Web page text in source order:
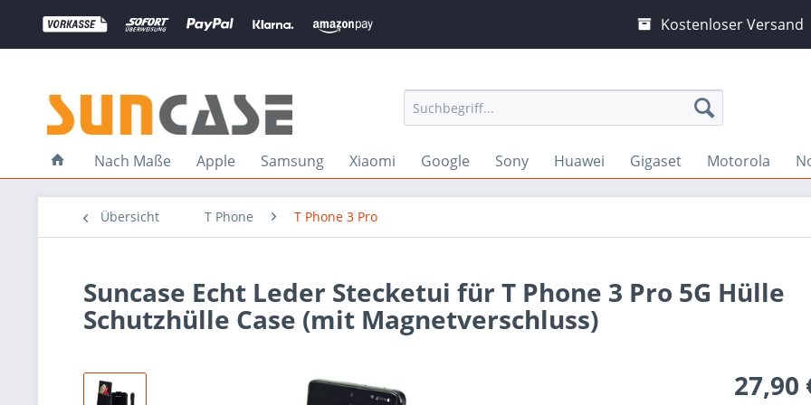
Kostenloser Versand
Nach Maße Apple Samsung Xiaomi Google Sony Huawei Gigaset Motorola
Übersicht T Phone T Phone 3 Pro
Suncase Echt Leder Stecketui für T Phone 3 Pro 5G Hülle
Schutzhülle Case (mit Magnetverschluss)
27,90